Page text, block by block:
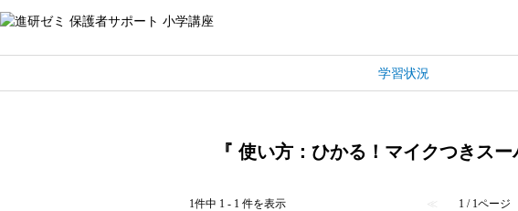
学習状況
『 使い方：ひかる！マイクつきス
1件中 1 - 1 件を表示 ≪ 1 / 1ページ